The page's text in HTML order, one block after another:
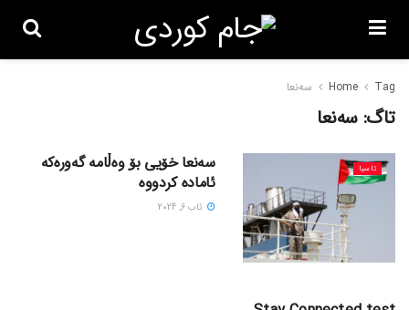
Home Tag سەنعا
تاگ: سەنعا
ئاسیا
سەنعا خۆیی بۆ وەڵامە گەورەکە
ئامادە کردووە
ئاب 6, 2024